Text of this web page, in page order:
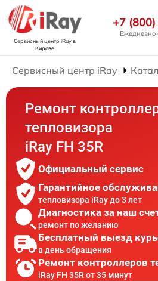
Сервисный центр iRayв
Кирове
+7
Ежедневно
Сервисный центр iRay
Ремонт
тепловизора
iRay FH 35R
Официальный сервис
Гарантийное
тепловизора iRay до 3 лет
Диагностика за наш
ремонт по желанию
Бесплатный выезд
в день обращения
Ремонт контроллеров
iRay FH 35R от 35 минут